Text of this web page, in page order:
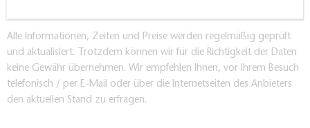
Alle Informationen, Zeiten und Preise werden regelmäßig geprüft
und aktualisiert. Trotzdem können wir für die Richtigkeit der Daten
keine Gewähr übernehmen. Wir empfehlen Ihnen, vor Ihrem Besuch
telefonisch / per E-Mail oder über die Internetseiten des Anbieters
den aktuellen Stand zu erfragen.